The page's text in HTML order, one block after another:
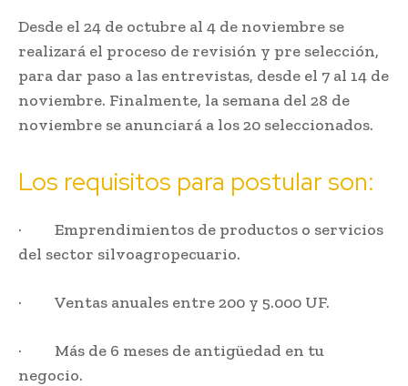
Desde el 24 de octubre al 4 de noviembre se
realizará el proceso de revisión y pre selección,
para dar paso a las entrevistas, desde el 7 al 14 de
noviembre. Finalmente, la semana del 28 de
noviembre se anunciará a los 20 seleccionados.
Los requisitos para postular son:
· Emprendimientos de productos o servicios
del sector silvoagropecuario.
· Ventas anuales entre 200 y 5.000 UF.
· Más de 6 meses de antigüedad en tu
negocio.